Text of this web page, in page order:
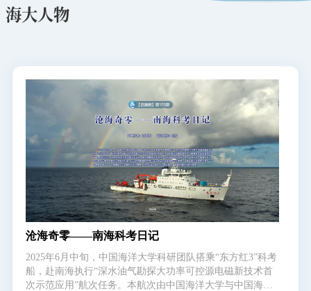
合作交流
通知公告
校园服务
信息门户 校内通知 学校新闻
邮件系统
信息服务
领导信箱
EN
海大人物
沧海奇零——南海科考日记
2025年6月中旬，中国海洋大学科研团队搭乘“东方红3”科考
船，赴南海执行“深水油气勘探大功率可控源电磁新技术首
次示范应用”航次任务。本航次由中国海洋大学与中国海油